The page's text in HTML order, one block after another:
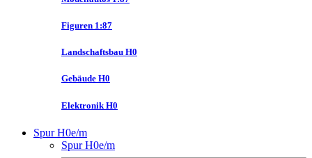
Figuren 1:87
Landschaftsbau H0
Gebäude H0
Elektronik H0
Spur H0e/m
Spur H0e/m